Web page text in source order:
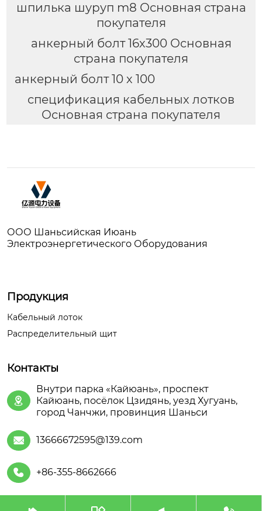
шпилька шуруп m8 Основная страна
покупателя
анкерный болт 16х300 Основная
страна покупателя
анкерный болт 10 х 100
спецификация кабельных лотков
Основная страна покупателя
ООО Шаньсийская Июань
Электроэнергетического Оборудования
Продукция
Кабельный лоток
Распределительный щит
Контакты

Внутри парка «Кайюань», проспект
Кайюань, посёлок Цзидянь, уезд Хугуань,
город Чанчжи, провинция Шаньси
 13666672595@139.com
 +86-355-8662666